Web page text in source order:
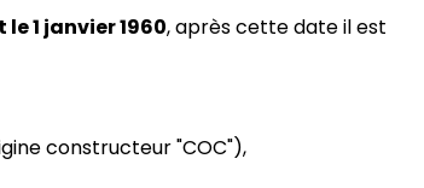
1 janvier 1960, après cette date il est
constructeur "COC"),